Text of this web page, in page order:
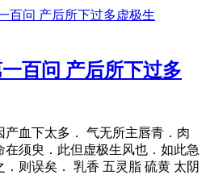
一百问 产后所下过多
血下太多． 气无所主唇青．肉
须臾．此但虚极生风也．如此急
则误矣． 乳香 五灵脂 硫黄 太阴